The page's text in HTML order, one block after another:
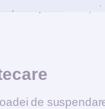
prezente și/
de